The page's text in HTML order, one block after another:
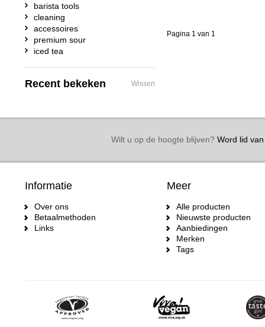
Pagina 1 van 1
barista tools
cleaning
accessoires
premium sour
iced tea
Recent bekeken Wissen
Wilt u op de hoogte blijven?Word lid van
Informatie
Over ons
Betaalmethoden
Links
Meer
Alle producten
Nieuwste producten
Aanbiedingen
Merken
Tags